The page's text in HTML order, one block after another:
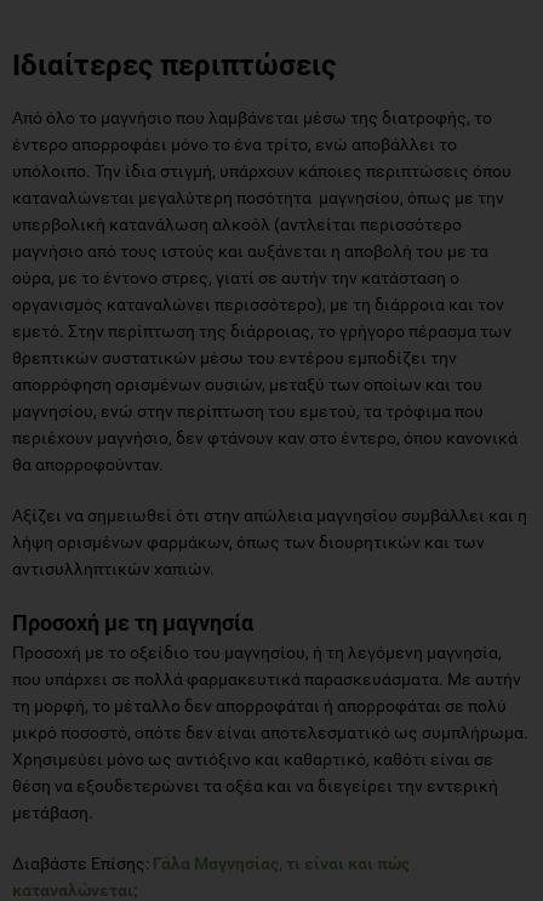
Ιδιαίτερες περιπτώσεις
Από όλο το μαγνήσιο που λαμβάνεται μέσω της διατροφής, το
έντερο απορροφάει μόνο το ένα τρίτο, ενώ αποβάλλει το
υπόλοιπο. Την ίδια στιγμή, υπάρχουν κάποιες περιπτώσεις όπου
καταναλώνεται μεγαλύτερη ποσότητα μαγνησίου, όπως με την
υπερβολική κατανάλωση αλκοόλ (αντλείται περισσότερο
μαγνήσιο από τους ιστούς και αυξάνεται η αποβολή του με τα
ούρα, με το έντονο στρες, γιατί σε αυτήν την κατάσταση ο
οργανισμός καταναλώνει περισσότερο), με τη διάρροια και τον
εμετό. Στην περίπτωση της διάρροιας, το γρήγορο πέρασμα των
θρεπτικών συστατικών μέσω του εντέρου εμποδίζει την
απορρόφηση ορισμένων ουσιών, μεταξύ των οποίων και του
μαγνησίου, ενώ στην περίπτωση του εμετού, τα τρόφιμα που
περιέχουν μαγνήσιο, δεν φτάνουν καν στο έντερο, όπου κανονικά
θα απορροφούνταν.
Αξίζει να σημειωθεί ότι στην απώλεια μαγνησίου συμβάλλει και η
λήψη ορισμένων φαρμάκων, όπως των διουρητικών και των
αντισυλληπτικών χαπιών.
Προσοχή με τη μαγνησία
Προσοχή με το οξείδιο του μαγνησίου, ή τη λεγόμενη μαγνησία,
που υπάρχει σε πολλά φαρμακευτικά παρασκευάσματα. Με αυτήν
τη μορφή, το μέταλλο δεν απορροφάται ή απορροφάται σε πολύ
μικρό ποσοστό, οπότε δεν είναι αποτελεσματικό ως συμπλήρωμα.
Χρησιμεύει μόνο ως αντιόξινο και καθαρτικό, καθότι είναι σε
θέση να εξουδετερώνει τα οξέα και να διεγείρει την εντερική
μετάβαση.
Διαβάστε Επίσης: Γάλα Μαγνησίας, τι είναι και πώς
καταναλώνεται;